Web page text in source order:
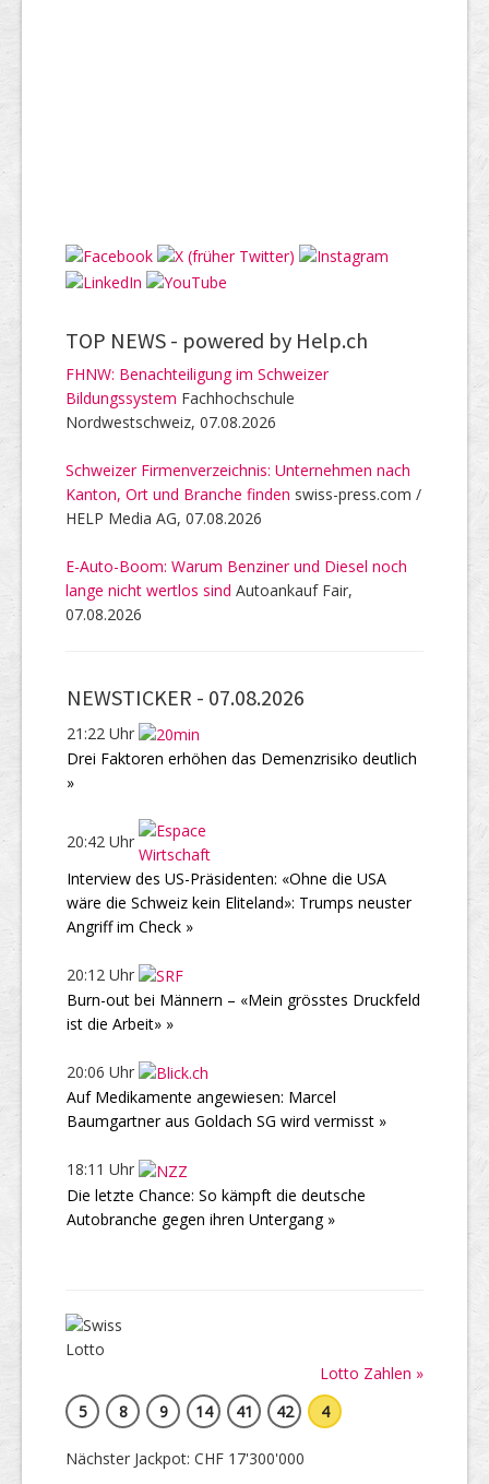
TOP NEWS - powered by Help.ch
FHNW: Benachteiligung im Schweizer
Bildungssystem Fachhochschule
Nordwestschweiz, 07.08.2026
Schweizer Firmenverzeichnis: Unternehmen nach
Kanton, Ort und Branche finden swiss-press.com /
HELP Media AG, 07.08.2026
E-Auto-Boom: Warum Benziner und Diesel noch
lange nicht wertlos sind Autoankauf Fair,
07.08.2026
NEWSTICKER - 07.08.2026
21:22 Uhr
Drei Faktoren erhöhen das Demenzrisiko deutlich
»
20:42 Uhr
Interview des US-Präsidenten: «Ohne die USA
wäre die Schweiz kein Eliteland»: Trumps neuster
Angriff im Check »
20:12 Uhr
Burn-out bei Männern – «Mein grösstes Druckfeld
ist die Arbeit» »
20:06 Uhr
Auf Medikamente angewiesen: Marcel
Baumgartner aus Goldach SG wird vermisst »
18:11 Uhr
Die letzte Chance: So kämpft die deutsche
Autobranche gegen ihren Untergang »
Lotto Zahlen »
5
8 9 14 41 42 4
Nächster Jackpot: CHF 17'300'000